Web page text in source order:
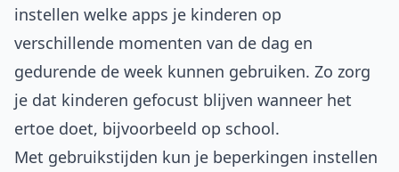
instellen welke apps je kinderen op
verschillende momenten van de dag en
gedurende de week kunnen gebruiken. Zo zorg
je dat kinderen gefocust blijven wanneer het
ertoe doet, bijvoorbeeld op school.
Met gebruikstijden kun je beperkingen instellen